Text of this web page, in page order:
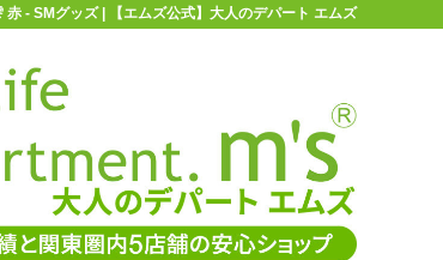
店舗情報・地図お買い物ガイドヘルプ
マイページ カゴを見る
0
赤
赤 - SMグッズ | 【エムズ公式】大人のデパート エムズ